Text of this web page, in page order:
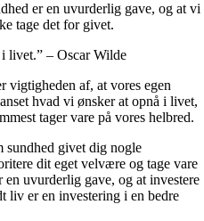
er en uvurderlig gave, og at vi
tage det for givet.
livet.” – Oscar Wilde
vigtigheden af, at vores egen
hvad vi ønsker at opnå i livet,
tager vare på vores helbred.
sundhed givet dig nogle
dit eget velvære og tage vare
uvurderlig gave, og at investere
liv er en investering i en bedre